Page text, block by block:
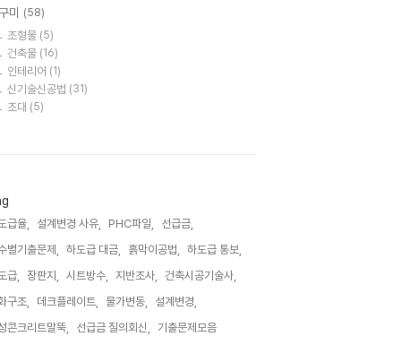
미 (58)
조형물 (5)
건축물 (16)
인테리어 (1)
신기술신공법 (31)
초대 (5)
급율, 설계변경 사유, PHC파일,
선급금,
별기출문제,
하도급 대금, 흙막이공법,
하도급 통보,
급,
장판지, 시트방수, 지반조사,
건축시공기술사,
구조,
데크플레이트, 물가변동,
설계변경,
콘크리트말뚝,
선급금 질의회신, 기출문제모음,